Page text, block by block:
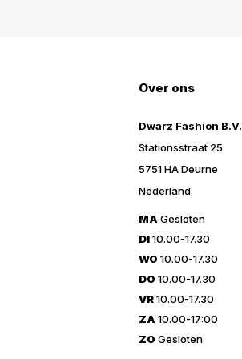
Over ons
Dwarz Fashion B.V.
Stationsstraat 25
5751 HA Deurne
Nederland
MA Gesloten
DI10.00-17.30
WO 10.00-17.30
DO 10.00-17.30
VR10.00-17.30
ZA 10.00-17:00
ZO Gesloten